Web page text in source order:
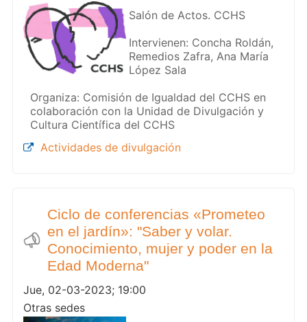
Salón de Actos. CCHS
Intervienen: Concha Roldán,
Remedios Zafra, Ana María
López Sala
Organiza: Comisión de Igualdad del CCHS en
colaboración con la Unidad de Divulgación y
Cultura Científica del CCHS
Actividades de divulgación
Ciclo de conferencias «Prometeo
en el jardín»: "Saber y volar.
Conocimiento, mujer y poder en la
Edad Moderna"
Jue, 02-03-2023; 19:00
Otras sedes